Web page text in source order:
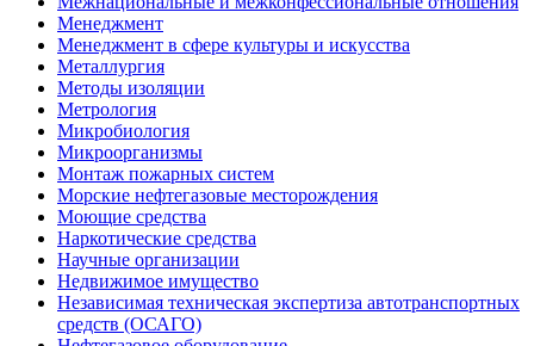
Менеджмент
Менеджмент в сфере культуры и искусства
Металлургия
Методы изоляции
Метрология
Микробиология
Микроорганизмы
Монтаж пожарных систем
Морские нефтегазовые месторождения
Моющие средства
Наркотические средства
Научные организации
Недвижимое имущество
Независимая техническая экспертиза автотранспортных
средств (ОСАГО)